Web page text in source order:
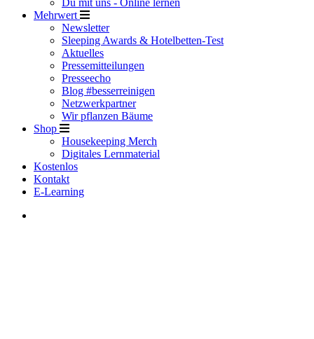
Du mit uns - Online lernen
Mehrwert
Newsletter
Sleeping Awards & Hotelbetten-Test
Aktuelles
Pressemitteilungen
Presseecho
Blog #besserreinigen
Netzwerkpartner
Wir pflanzen Bäume
Shop
Housekeeping Merch
Digitales Lernmaterial
Kostenlos
Kontakt
E-Learning